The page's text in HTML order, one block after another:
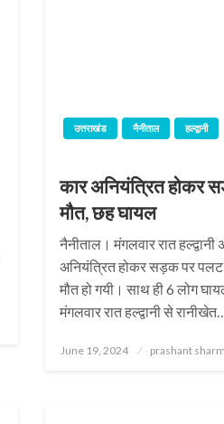
उत्तराखंड नैनीताल हल्द्वानी
कार अनियंत्रित होकर
मौत, छह घायल
नैनीताल। मंगलवार रात
अनियंत्रित होकर सड़क पर
मौत हो गयी। साथ ही 6 लोग
मंगलवार रात हल्द्वानी से
Posted
June 19, 2024 prashant